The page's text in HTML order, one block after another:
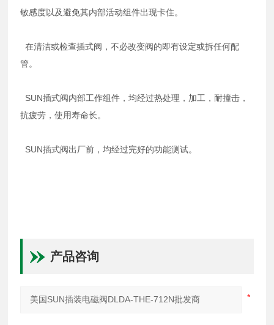
敏感度以及避免其内部活动组件出现卡住。
在清洁或检查插式阀，不必改变阀的即有设定或拆任何配
管。
SUN插式阀内部工作组件，均经过热处理，加工，耐撞击，
抗疲劳，使用寿命长。
SUN插式阀出厂前，均经过完好的功能测试。
产品咨询